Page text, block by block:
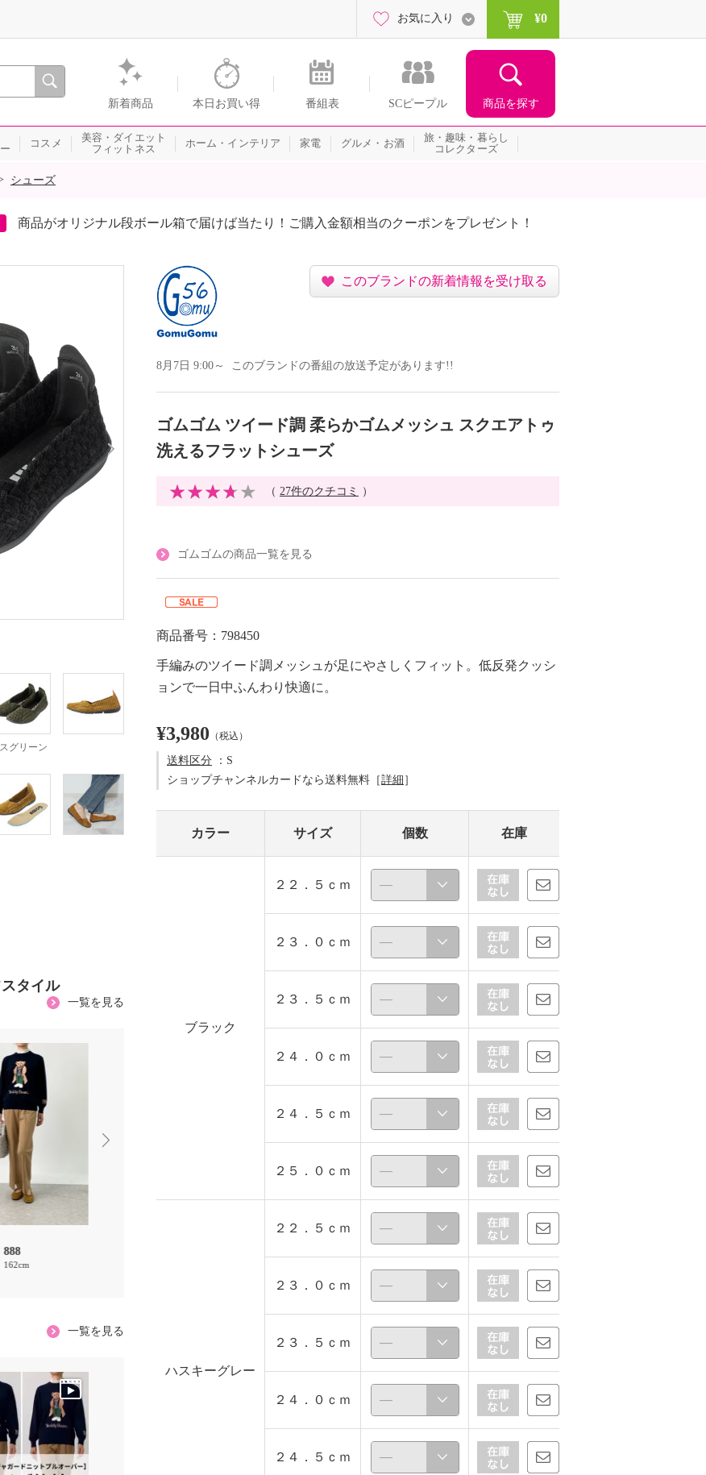
通販・テレビショッピングのショップチャンネル
新着商品 本日お買い得 番組表 SCピープル 商品を探す
お気に入り ¥0
コスメ
美容・ダイエット
フィットネス
ホーム・インテリア 家電 グルメ・お酒
旅・趣味・暮らし
コレクターズ
シューズ
商品がオリジナル段ボール箱で届けば当たり！ご購入金額相当のクーポンをプレゼント！
グリーン
タイル
一覧を見る
888
162cm
一覧を見る
このブランドの新着情報を受け取る
8月7日 9:00～ このブランドの番組の放送予定があります!!
ゴムゴム ツイード調 柔らかゴムメッシュ スクエアトゥ
洗えるフラットシューズ
（ 27件のクチコミ ）
ゴムゴムの商品一覧を見る
商品番号：798450
手編みのツイード調メッシュが足にやさしくフィット。低反発クッシ
ョンで一日中ふんわり快適に。
¥3,980 （税込）
送料区分 ：S
ショップチャンネルカードなら送料無料［詳細 ］
カラー サイズ 個数 在庫
ブラック
２２．５ｃｍ
２３．０ｃｍ
２３．５ｃｍ
２４．０ｃｍ
２４．５ｃｍ
２５．０ｃｍ
ハスキーグレー
２２．５ｃｍ
２３．０ｃｍ
２３．５ｃｍ
２４．０ｃｍ
２４．５ｃｍ